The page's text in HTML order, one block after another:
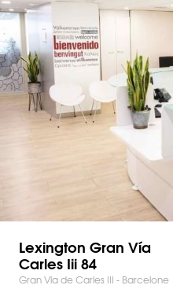
Lexington Gran Vía
Carles Iii 84
Gran Via de Carles III - Barcelone